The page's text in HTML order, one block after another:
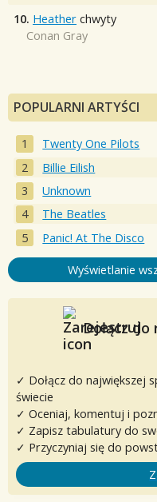
10. Heather chwyty
Conan Gray
POPULARNI ARTYŚCI
Twenty One Pilots
Billie Eilish
Unknown
The Beatles
Panic! At The Disco
Wyświetlanie
Dołącz do
✓ Dołącz do największej
świecie
✓ Oceniaj, komentuj i
✓ Zapisz tabulatury do
✓ Przyczyniaj się do